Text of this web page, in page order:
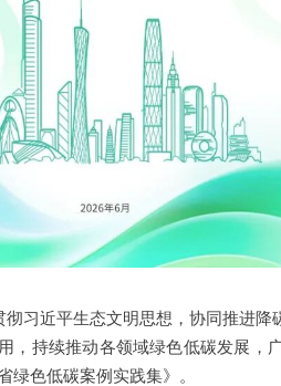
彻习近平生态文明思想，协同推进
，持续推动各领域绿色低碳发展，
绿色低碳案例实践集》。